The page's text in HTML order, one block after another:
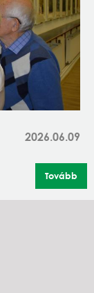
2026.06.09
Tovább